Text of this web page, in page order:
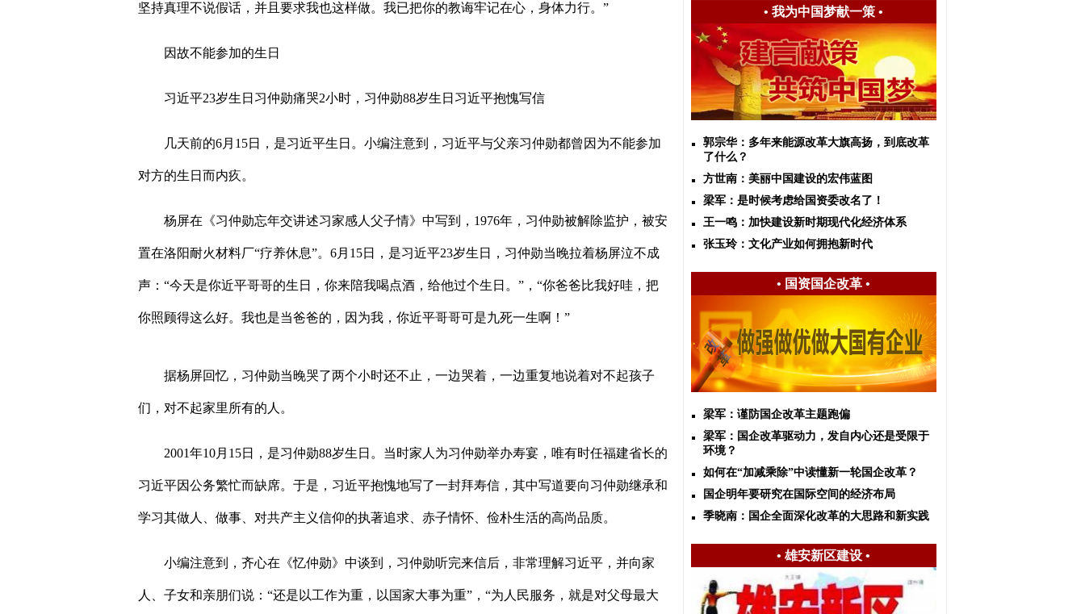
坚持真理不说假话，并且要求我也这样做。我已把你的教诲牢记在心，身体力行。 ”
因故不能参加的生日
习近平23岁生日习仲勋痛哭2小时，习仲勋88岁生日习近平抱愧写信
几天前的6月 15日，是习近平生日。小编注意到，习近平与父亲习仲勋都曾因为不能参加
对方的生日而内疚。
杨屏在《习仲勋忘年交讲述习家感人父子情》中写到， 1976年，习仲勋被解除监护，被安
置在洛阳耐火材料厂“疗养休息”。 6月 15日，是习近平23岁生日，习仲勋当晚拉着杨屏泣不成
声： “今天是你近平哥哥的生日，你来陪我喝点酒，给他过个生日。 ” ， “你爸爸比我好哇，把
你照顾得这么好。我也是当爸爸的，因为我，你近平哥哥可是九死一生啊！ ”
据杨屏回忆，习仲勋当晚哭了两个小时还不止，一边哭着，一边重复地说着对不起孩子
们，对不起家里所有的人。
2001年10月 15日，是习仲勋88岁生日。当时家人为习仲勋举办寿宴，唯有时任福建省长的
习近平因公务繁忙而缺席。于是，习近平抱愧地写了一封拜寿信，其中写道要向习仲勋继承和
学习其做人、做事、对共产主义信仰的执著追求、赤子情怀、俭朴生活的高尚品质。
小编注意到，齐心在《忆仲勋》中谈到，习仲勋听完来信后，非常理解习近平，并向家
人、子女和亲朋们说： “还是以工作为重，以国家大事为重” ， “为人民服务，就是对父母最大
• 我为中国梦献一策•
郭宗华：多年来能源改革大旗高扬，到底改革
了什么？
方世南：美丽中国建设的宏伟蓝图
梁军：是时候考虑给国资委改名了！
王一鸣：加快建设新时期现代化经济体系
张玉玲：文化产业如何拥抱新时代
• 国资国企改革•
梁军：谨防国企改革主题跑偏
梁军：国企改革驱动力，发自内心还是受限于
环境？
如何在“加减乘除”中读懂新一轮国企改革？
国企明年要研究在国际空间的经济布局
季晓南：国企全面深化改革的大思路和新实践
• 雄安新区建设•